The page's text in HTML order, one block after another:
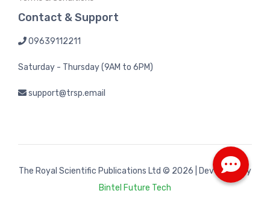
Contact & Support
09639112211
Saturday - Thursday (9AM to 6PM)
support@trsp.email
The Royal Scientific Publications Ltd © 2026 | Developed by
Bintel Future Tech